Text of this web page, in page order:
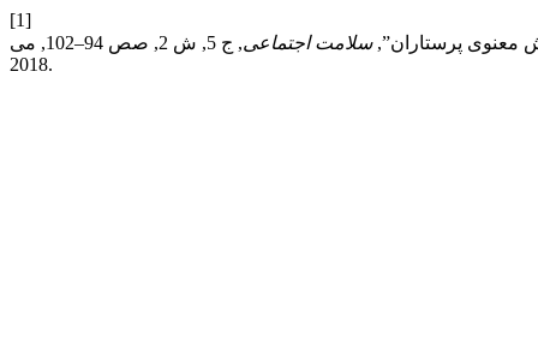
[1]
معنوی پرستاران”,سلامت اجتماعی
, ج 5, ش 2, صص 94–102, می
2018.